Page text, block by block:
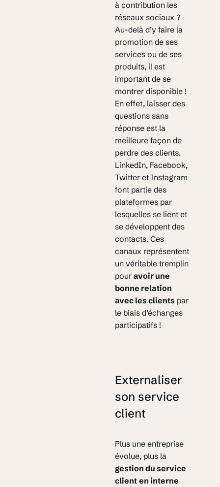
à contribution les
réseaux sociaux ?
Au-delà d’y faire la
promotion de ses
services ou de ses
produits, il est
important de se
montrer disponible !
En effet, laisser des
questions sans
réponse est la
meilleure façon de
perdre des clients.
LinkedIn, Facebook,
Twitter et Instagram
font partie des
plateformes par
lesquelles se lient et
se développent des
contacts. Ces
canaux représentent
un véritable tremplin
pour avoir une
bonne relation
avec les clientspar
le biais d’échanges
participatifs !
Externaliser
son service
client
Plus une entreprise
évolue, plus la
gestion du service
client en interne